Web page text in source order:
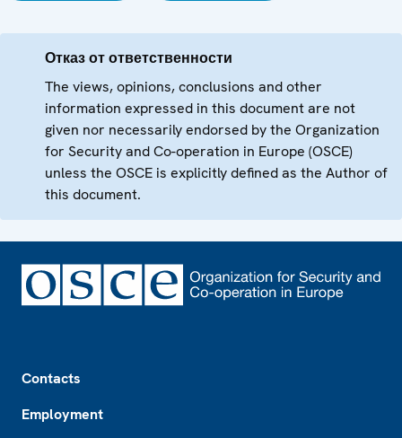
Отказ от ответственности
The views, opinions, conclusions and other
information expressed in this document are not
given nor necessarily endorsed by the Organization
for Security and Co-operation in Europe (OSCE)
unless the OSCE is explicitly defined as the Author of
this document.
Contacts
Employment